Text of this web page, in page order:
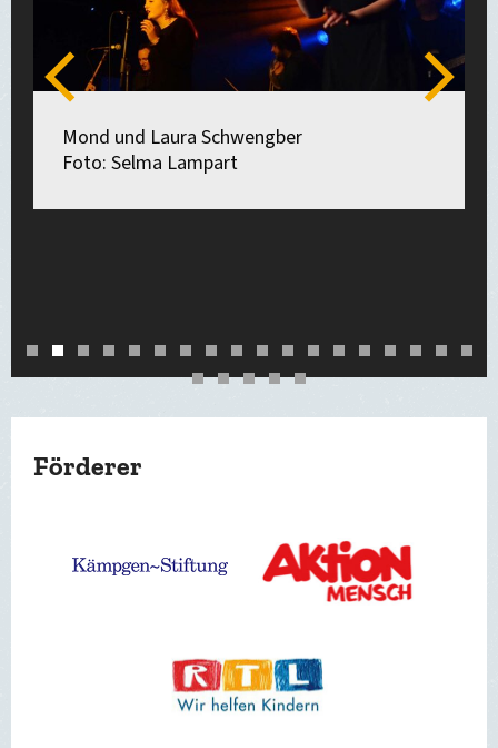
Mond und Laura Schwengber
Foto: Selma Lampart
Zurück Weiter
1 2 3 4 5 6 7 8 9 10 11 12 13 14 15 16 17
18
19
20 21 22 23
Förderer